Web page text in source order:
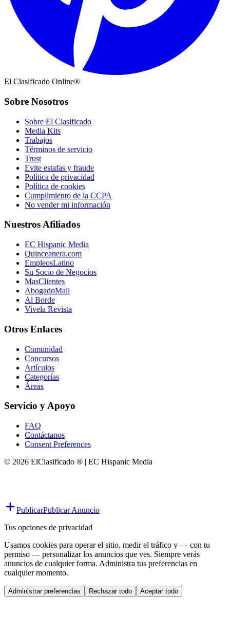
El Clasificado Online®
Sobre Nosotros
Sobre El Clasificado
Media Kits
Trabajos
Términos de servicio
Trust
Evite estafas y fraude
Política de privacidad
Política de cookies
Cumplimiento de la CCPA
No vender mi información
Nuestros Afiliados
EC Hispanic Media
Quinceanera.com
EmpleosLatino
Su Socio de Negocios
MasClientes
AbogadoMall
Al Borde
Vivela Revista
Otros Enlaces
Comunidad
Concursos
Artículos
Categorías
Áreas
Servicio y Apoyo
FAQ
Contáctanos
Consent Preferences
© 2026 ElClasificado ® | EC Hispanic Media
PublicarPublicar Anuncio
Tus opciones de privacidad
Usamos cookies para operar el sitio, medir el tráfico y — con tu
permiso — personalizar los anuncios que ves. Siempre verás
anuncios de cualquier forma. Administra tus preferencias en
cualquier momento.
Administrar preferencias Rechazar todo Aceptar todo